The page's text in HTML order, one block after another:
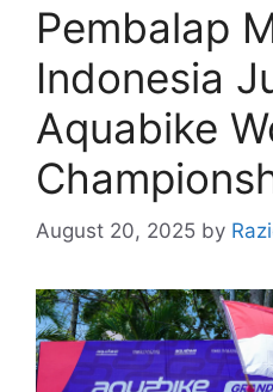
Pembalap
Indonesia
Aquabike
August 20, 2025 by